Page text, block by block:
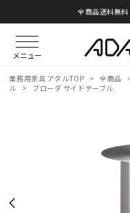
全商品送料無料
メニュー
業務用家具 アダルTOP > 全商品
ル
> ブローダ サイドテーブル